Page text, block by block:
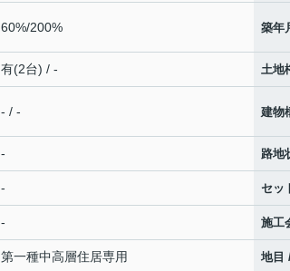
60%/200% 築年
有(2台) / - 土地
- / - 建物
- 路地
- セッ
- 施工
第一種中高層住居専用 地目